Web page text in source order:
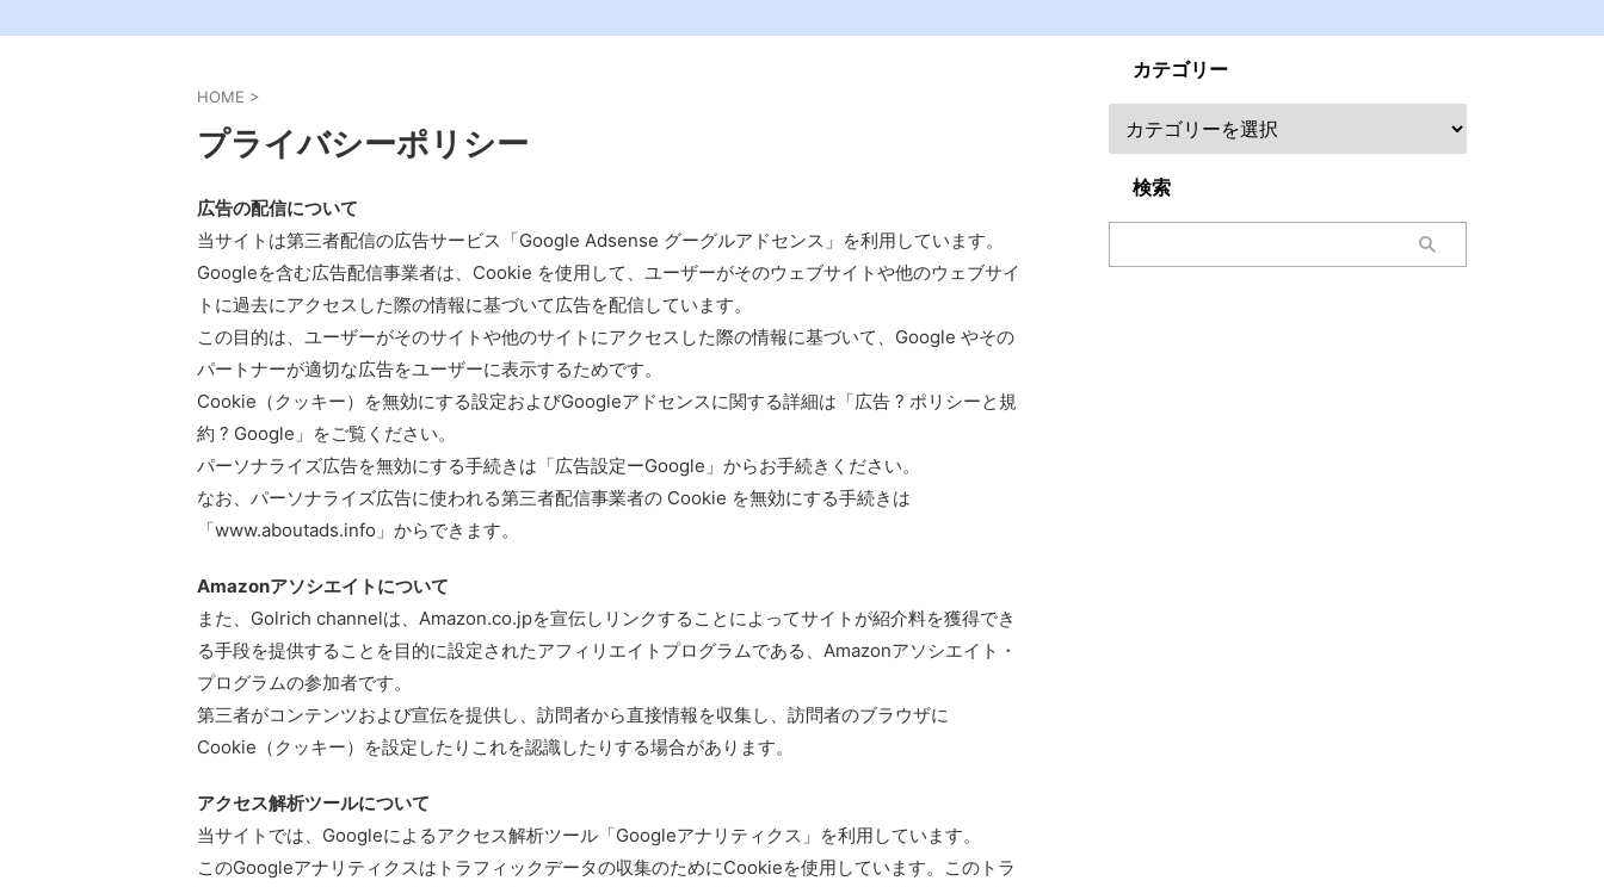
HOME >
プライバシーポリシー
広告の配信について
当サイトは第三者配信の広告サービス「Google Adsense グーグルアドセンス」を利用しています。
Googleを含む広告配信事業者は、Cookie を使用して、ユーザーがそのウェブサイトや他のウェブサイ
トに過去にアクセスした際の情報に基づいて広告を配信しています。
この目的は、ユーザーがそのサイトや他のサイトにアクセスした際の情報に基づいて、Google やその
パートナーが適切な広告をユーザーに表示するためです。
Cookie（クッキー）を無効にする設定およびGoogleアドセンスに関する詳細は「広告 ? ポリシーと規
約 ? Google」をご覧ください。
パーソナライズ広告を無効にする手続きは「広告設定ーGoogle」からお手続きください。
なお、パーソナライズ広告に使われる第三者配信事業者の Cookie を無効にする手続きは
「www.aboutads.info」からできます。
Amazonアソシエイトについて
また、Golrich channelは、Amazon.co.jpを宣伝しリンクすることによってサイトが紹介料を獲得でき
る手段を提供することを目的に設定されたアフィリエイトプログラムである、Amazonアソシエイト・
プログラムの参加者です。
第三者がコンテンツおよび宣伝を提供し、訪問者から直接情報を収集し、訪問者のブラウザに
Cookie（クッキー）を設定したりこれを認識したりする場合があります。
アクセス解析ツールについて
当サイトでは、Googleによるアクセス解析ツール「Googleアナリティクス」を利用しています。
このGoogleアナリティクスはトラフィックデータの収集のためにCookieを使用しています。このトラ
カテゴリー
検索